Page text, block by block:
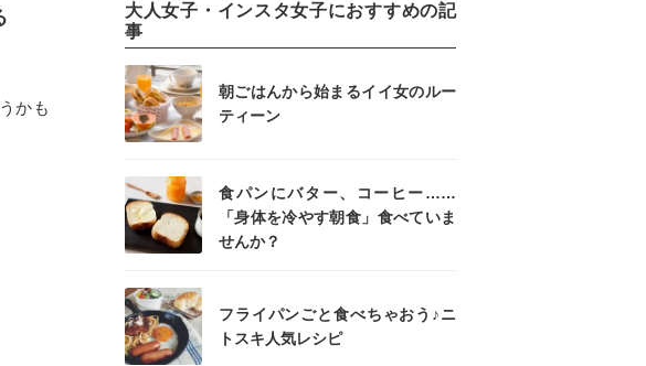
かも
大人女子・インスタ女子におすすめの記
事
朝ごはんから始まるイイ女のルー
ティーン
食パンにバター、コーヒー……
「身体を冷やす朝食」食べていま
せんか？
フライパンごと食べちゃおう♪ニ
トスキ人気レシピ